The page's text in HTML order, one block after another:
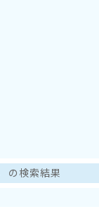
の検索結果